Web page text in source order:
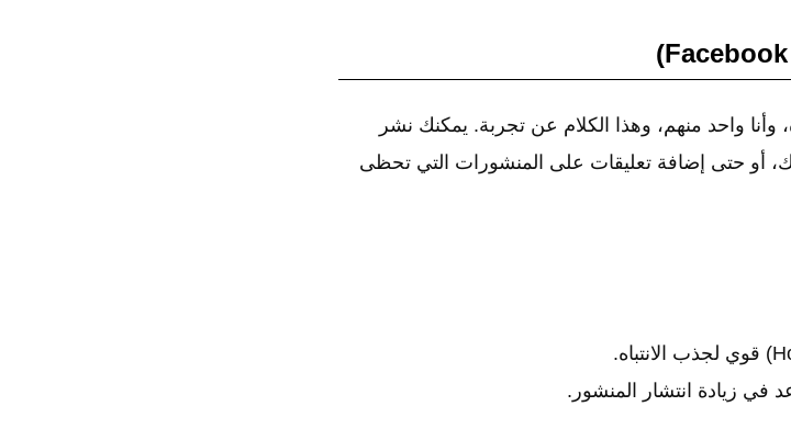
وأنا واحد منهم، وهذا الكلام عن تجربة. يمكنك نشر
أو حتى إضافة تعليقات على المنشورات التي تحظى
في زيادة انتشار المنشور.